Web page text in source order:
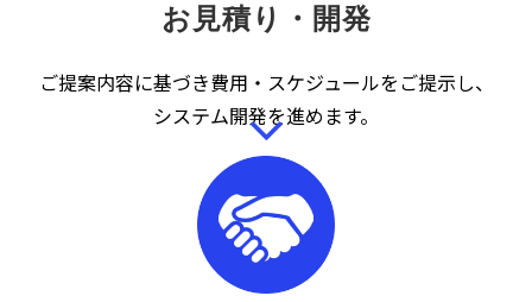
お見積り・開発
ご提案内容に基づき費用・スケジュールをご提示し、
システム開発を進めます。